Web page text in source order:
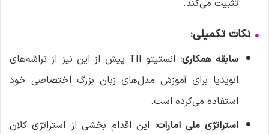
تثبیت می‌کند.
• نکات تکمیلی:
سابقه همکاری:
انستیتو TII پیش از این نیز از تراشه‌های
انویدیا برای آموزش مدل‌های زبان بزرگ اختصاصی خود
استفاده می‌کرده است.
استراتژی ملی امارات: این اقدام بخشی از استراتژی کلان